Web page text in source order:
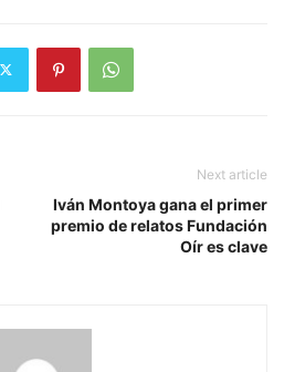
Next article
Iván Montoya gana el primer
premio de relatos Fundación
Oír es clave